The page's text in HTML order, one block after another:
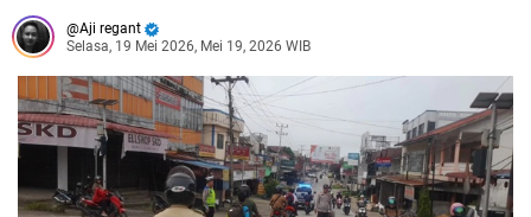
Aji regant
Selasa, 19 Mei 2026, Mei 19, 2026 WIB